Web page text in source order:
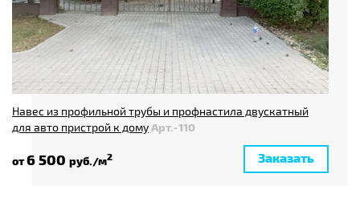
Навес из профильной трубы и профнастила двускатный
для авто пристрой к домуАрт.-110
от6 500 руб./м2 Заказать